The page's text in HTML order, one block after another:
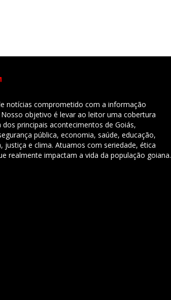
notícias comprometido com a informação
objetivo é levar ao leitor uma cobertura
principais acontecimentos de Goiás,
pública, economia, saúde, educação,
justiça e clima. Atuamos com seriedade, ética
realmente impactam a vida da população goiana.